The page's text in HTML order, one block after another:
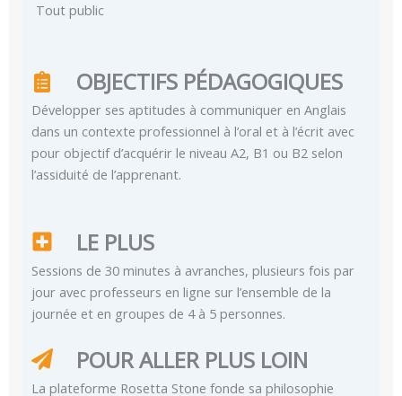
Tout public
OBJECTIFS PÉDAGOGIQUES
Développer ses aptitudes à communiquer en Anglais
dans un contexte professionnel à l’oral et à l’écrit avec
pour objectif d’acquérir le niveau A2, B1 ou B2 selon
l’assiduité de l’apprenant.
LE PLUS
Sessions de 30 minutes à avranches, plusieurs fois par
jour avec professeurs en ligne sur l’ensemble de la
journée et en groupes de 4 à 5 personnes.
POUR ALLER PLUS LOIN
La plateforme Rosetta Stone fonde sa philosophie